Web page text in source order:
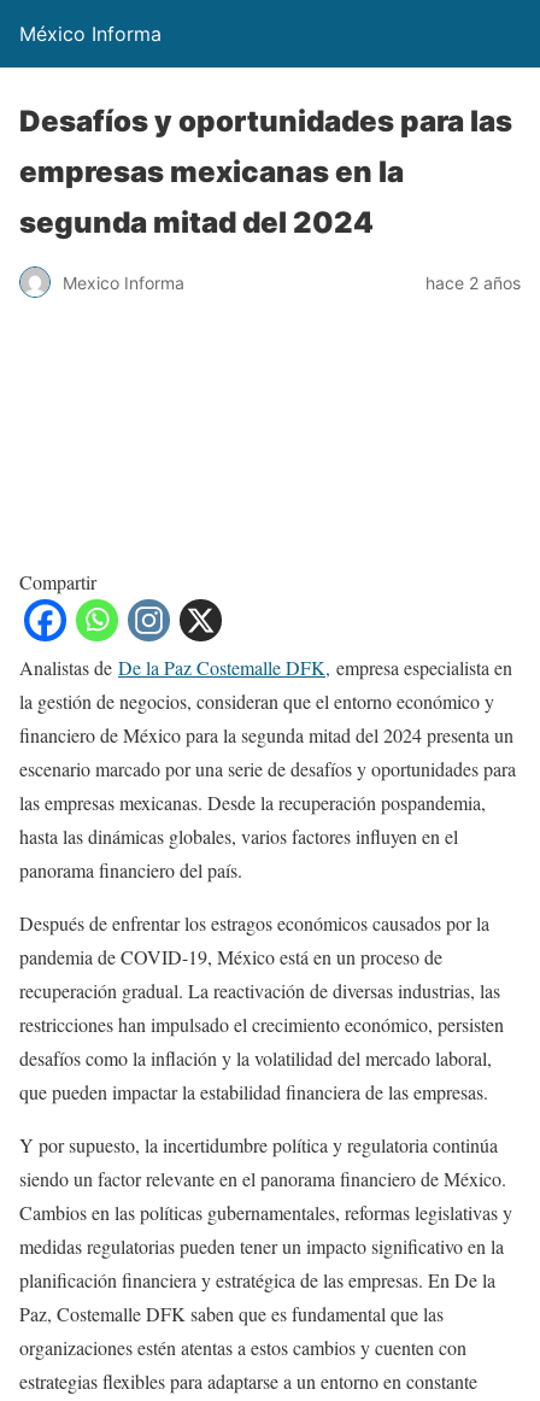
México Informa
Desafíos y oportunidades para las
empresas mexicanas en la
segunda mitad del 2024
Mexico Informa hace 2 años
Compartir
Analistas de De la Paz Costemalle DFK, empresa especialista en
la gestión de negocios, consideran que el entorno económico y
financiero de México para la segunda mitad del 2024 presenta un
escenario marcado por una serie de desafíos y oportunidades para
las empresas mexicanas. Desde la recuperación pospandemia,
hasta las dinámicas globales, varios factores influyen en el
panorama financiero del país.
Después de enfrentar los estragos económicos causados por la
pandemia de COVID-19, México está en un proceso de
recuperación gradual. La reactivación de diversas industrias, las
restricciones han impulsado el crecimiento económico, persisten
desafíos como la inflación y la volatilidad del mercado laboral,
que pueden impactar la estabilidad financiera de las empresas.
Y por supuesto, la incertidumbre política y regulatoria continúa
siendo un factor relevante en el panorama financiero de México.
Cambios en las políticas gubernamentales, reformas legislativas y
medidas regulatorias pueden tener un impacto significativo en la
planificación financiera y estratégica de las empresas. En De la
Paz, Costemalle DFK saben que es fundamental que las
organizaciones estén atentas a estos cambios y cuenten con
estrategias flexibles para adaptarse a un entorno en constante